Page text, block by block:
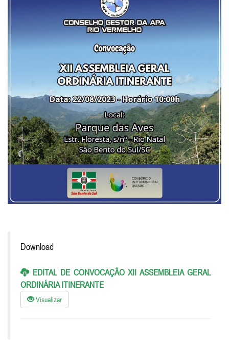
Download
EDITAL DE CONVOCAÇÃO XII ASSEMBLEIA GERAL
ORDINÁRIA ITINERANTE
Visualizar